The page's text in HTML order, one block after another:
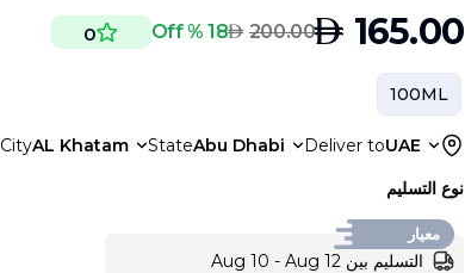
AED 165.00
AED 200.00
18 % Off
0
100ML
Deliver toUAE
StateAbu Dhabi
CityAL Khatam
نوع التسليم
معيار
التسليم بين Aug 10 - Aug 12